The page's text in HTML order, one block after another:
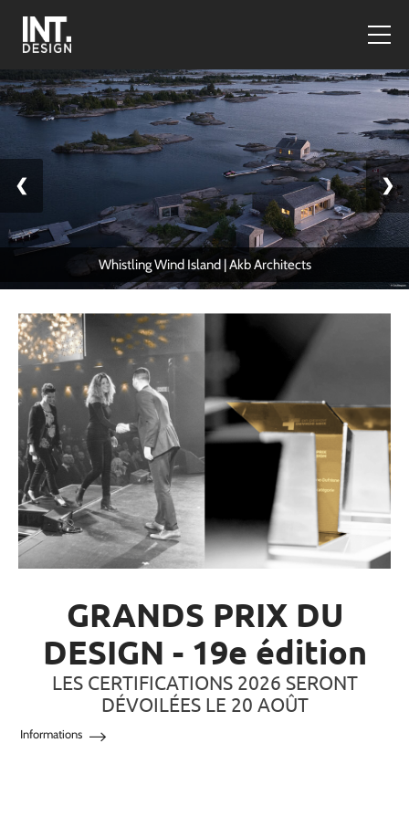
Whistling Wind Island | Akb Architects
❮ ❯
GRANDS PRIX DU
DESIGN - 19e édition
LES CERTIFICATIONS 2026 SERONT
DÉVOILÉES LE 20 AOÛT
Informations